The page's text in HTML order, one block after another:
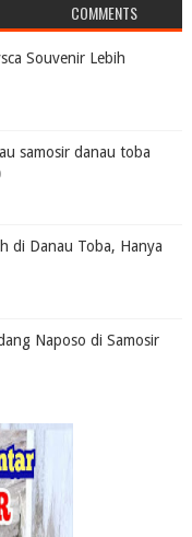
COMMENTS
Souvenir Lebih
samosir danau toba
di Danau Toba, Hanya
Naposo di Samosir